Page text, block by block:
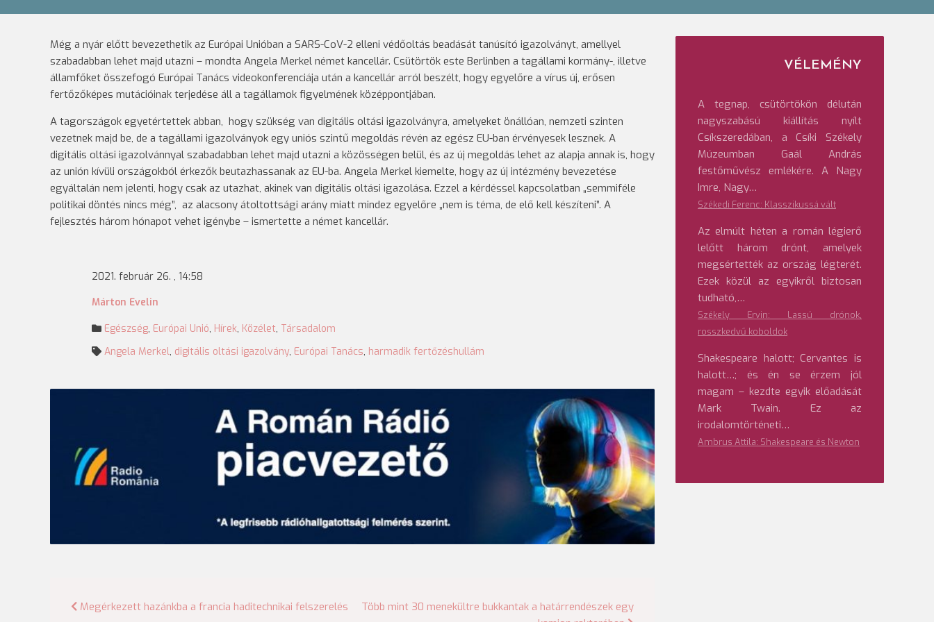
Még a nyár előtt bevezethetik az Európai Unióban a SARS-CoV-2 elleni védőoltás beadását tanúsító igazolványt, amellyel
szabadabban lehet majd utazni – mondta Angela Merkel német kancellár. Csütörtök este Berlinben a tagállami kormány-, illetve
államfőket összefogó Európai Tanács videokonferenciája után a kancellár arról beszélt, hogy egyelőre a vírus új, erősen
fertőzőképes mutációinak terjedése áll a tagállamok figyelmének középpontjában.
A tagországok egyetértettek abban, hogy szükség van digitális oltási igazolványra, amelyeket önállóan, nemzeti szinten
vezetnek majd be, de a tagállami igazolványok egy uniós szintű megoldás révén az egész EU-ban érvényesek lesznek. A
digitális oltási igazolvánnyal szabadabban lehet majd utazni a közösségen belül, és az új megoldás lehet az alapja annak is, hogy
az unión kívüli országokból érkezők beutazhassanak az EU-ba. Angela Merkel kiemelte, hogy az új intézmény bevezetése
egyáltalán nem jelenti, hogy csak az utazhat, akinek van digitális oltási igazolása. Ezzel a kérdéssel kapcsolatban „semmiféle
politikai döntés nincs még”, az alacsony átoltottsági arány miatt mindez egyelőre „nem is téma, de elő kell készíteni”. A
fejlesztés három hónapot vehet igénybe – ismertette a német kancellár.
2021. február 26. , 14:58
Márton Evelin
Egészség, Európai Unió, Hírek, Közélet, Társadalom
Angela Merkel, digitális oltási igazolvány, Európai Tanács, harmadik fertőzéshullám
Bejegyzés
Megérkezett hazánkba a francia haditechnikai felszerelés
Több mint 30 menekültre bukkantak a határrendészek egy
VÉLEMÉNY
A tegnap, csütörtökön délután
nagyszabású kiállítás nyílt
Csíkszeredában, a Csíki Székely
Múzeumban Gaál András
festőművész emlékére. A Nagy
Imre, Nagy…
Székedi Ferenc: Klasszikussá vált
Az elmúlt héten a román légierő
lelőtt három drónt, amelyek
megsértették az ország légterét.
Ezek közül az egyikről biztosan
tudható,…
Székely Ervin: Lassú drónok,
rosszkedvű koboldok
Shakespeare halott; Cervantes is
halott…; és én se érzem jól
magam – kezdte egyik előadását
Mark Twain. Ez az
irodalomtörténeti…
Ambrus Attila: Shakespeare és Newton